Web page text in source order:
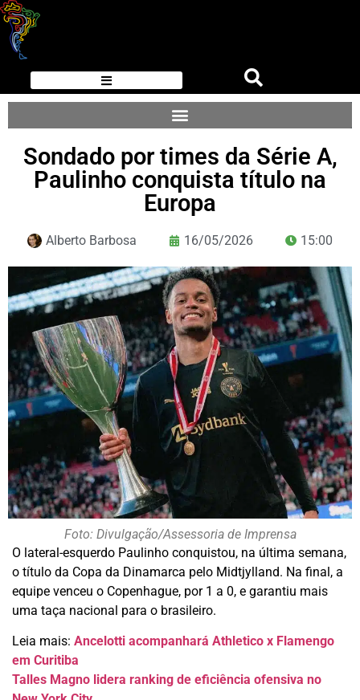
Sondado por times da Série A,
Paulinho conquista título na
Europa
Alberto Barbosa 16/05/2026 15:00
Foto: Divulgação/Assessoria de Imprensa
O lateral-esquerdo Paulinho conquistou, na última semana,
o título da Copa da Dinamarca pelo Midtjylland. Na final, a
equipe venceu o Copenhague, por 1 a 0, e garantiu mais
uma taça nacional para o brasileiro.
Leia mais: Ancelotti acompanhará Athletico x Flamengo
em Curitiba
Talles Magno lidera ranking de eficiência ofensiva no